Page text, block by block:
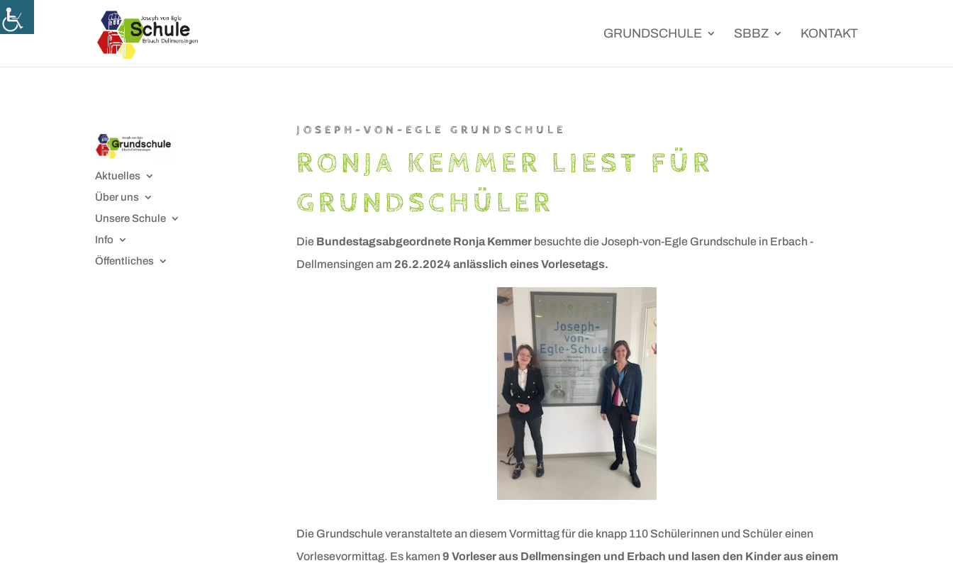
Skip
to
content
GRUNDSCHULE SBBZ KONTAKT
Aktuelles
Über uns
Unsere Schule
Info
Öffentliches
JOSEPH-VON-EGLE GRUNDSCHULE
RONJA KEMMER LIEST FÜR
GRUNDSCHÜLER
Die Bundestagsabgeordnete Ronja Kemmerbesuchte die Joseph-von-Egle Grundschule in Erbach -
Dellmensingen am 26.2.2024 anlässlich eines Vorlesetags.
Die Grundschule veranstaltete an diesem Vormittag für die knapp 110 Schülerinnen und Schüler einen
Vorlesevormittag. Es kamen9 Vorleser aus Dellmensingen und Erbach und lasen den Kinder aus einem